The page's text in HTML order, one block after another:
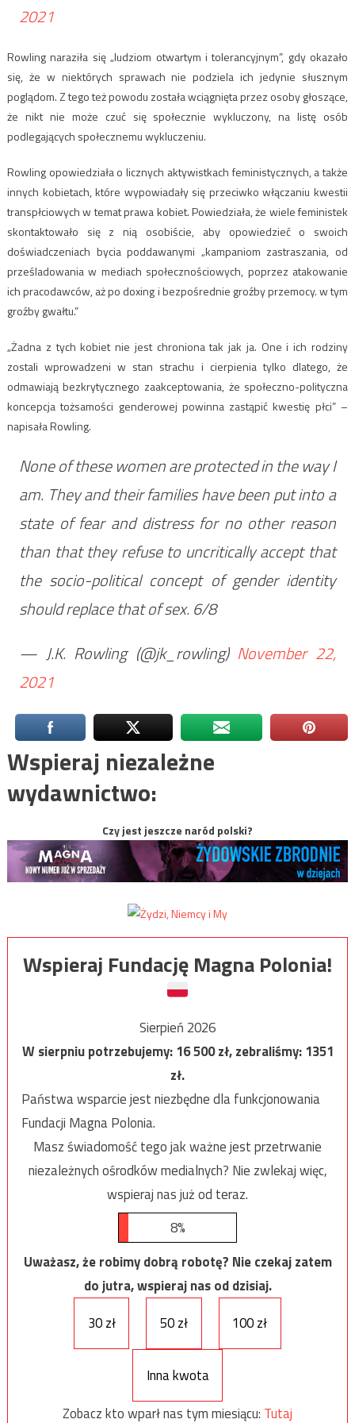
2021
Rowling naraziła się „ludziom otwartym i tolerancyjnym”, gdy okazało
się, że w niektórych sprawach nie podziela ich jedynie słusznym
poglądom. Z tego też powodu została wciągnięta przez osoby głoszące,
że nikt nie może czuć się społecznie wykluczony, na listę osób
podlegających społecznemu wykluczeniu.
Rowling opowiedziała o licznych aktywistkach feministycznych, a także
innych kobietach, które wypowiadały się przeciwko włączaniu kwestii
transpłciowych w temat prawa kobiet. Powiedziała, że ​​wiele feministek
skontaktowało się z nią osobiście, aby opowiedzieć o swoich
doświadczeniach bycia poddawanymi „kampaniom zastraszania, od
prześladowania w mediach społecznościowych, poprzez atakowanie
ich pracodawców, aż po doxing i bezpośrednie groźby przemocy. w tym
groźby gwałtu.”
„Żadna z tych kobiet nie jest chroniona tak jak ja. One i ich rodziny
zostali wprowadzeni w stan strachu i cierpienia tylko dlatego, że
odmawiają bezkrytycznego zaakceptowania, że ​​społeczno-polityczna
koncepcja tożsamości genderowej powinna zastąpić kwestię płci” –
napisała Rowling.
None of these women are protected in the way I
am. They and their families have been put into a
state of fear and distress for no other reason
than that they refuse to uncritically accept that
the socio-political concept of gender identity
should replace that of sex. 6/8
— J.K. Rowling (@jk_rowling) November 22,
2021
Wspieraj niezależne
wydawnictwo:
Czy jest jeszcze naród polski?
Wspieraj Fundację Magna Polonia!
Sierpień 2026
W sierpniu potrzebujemy:16 500zł, zebraliśmy:1351
zł.
Państwa wsparcie jest niezbędne dla funkcjonowania
Fundacji Magna Polonia.
Masz świadomość tego jak ważne jest przetrwanie
niezależnych ośrodków medialnych? Nie zwlekaj więc,
wspieraj nas już od teraz.
8%
Uważasz, że robimy dobrą robotę? Nie czekaj zatem
do jutra, wspieraj nas od dzisiaj.
30 zł
50 zł 100 zł
Inna kwota
Zobacz kto wparł nas tym miesiącu: Tutaj